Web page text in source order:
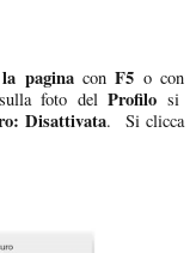
paginacon F5 o con
foto delProfilo si
Disattivata. Si clicca